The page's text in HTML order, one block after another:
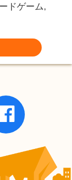
ドゲーム,